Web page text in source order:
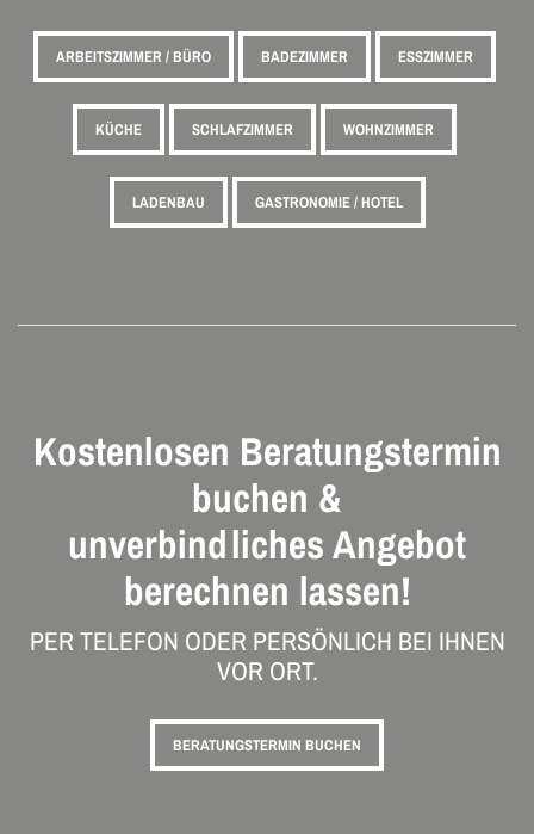
ARBEITSZIMMER / BÜRO BADEZIMMER ESSZIMMER
KÜCHE SCHLAFZIMMER WOHNZIMMER
LADENBAU GASTRONOMIE / HOTEL
Kostenlosen Beratungstermin
buchen &
unverbindliches Angebot
berechnen lassen!
PER TELEFON ODER PERSÖNLICH BEI IHNEN
VOR ORT.
BERATUNGSTERMIN BUCHEN